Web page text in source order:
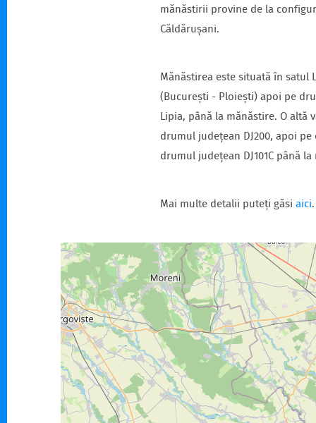
mănăstirii provine de la
Căldărușani.
Mănăstirea este situată în satul
(București - Ploiești) apoi pe
Lipia, până la mănăstire. O altă
drumul județean DJ200, apoi
drumul județean DJ101C până
Mai multe detalii puteți găsi aici.